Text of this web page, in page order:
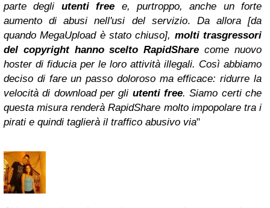
parte degli utenti free e, purtroppo, anche un forte
aumento di abusi nell'usi del servizio. Da allora [da
quando MegaUpload è stato chiuso], molti trasgressori
del copyright hanno scelto RapidShare come nuovo
hoster di fiducia per le loro attività illegali. Così abbiamo
deciso di fare un passo doloroso ma efficace: ridurre la
velocità di download per gli utenti free. Siamo certi che
questa misura renderà RapidShare molto impopolare tra i
pirati e quindi taglierà il traffico abusivo via"